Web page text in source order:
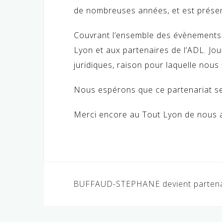
de nombreuses années, et est
Couvrant l’ensemble des
Lyon et aux partenaires de l’ADL.
juridiques, raison pour laquelle nous
Nous espérons que ce partenariat
Merci encore au Tout Lyon de nous
Navigation
BUFFAUD-STEPHANE devient